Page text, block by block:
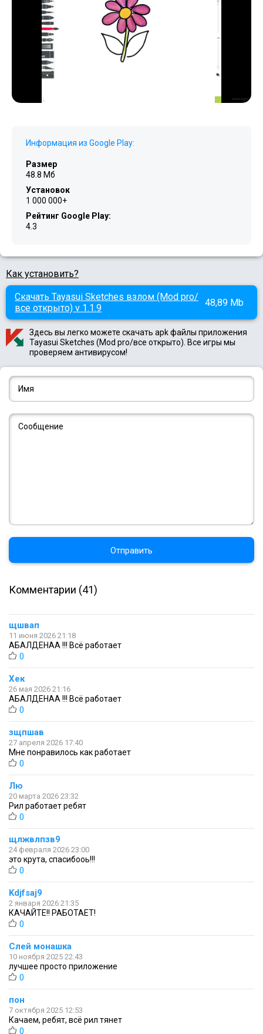
Информация из Google Play:
Размер
48.8 Мб
Установок
1 000 000+
Рейтинг Google Play:
4.3
Как установить?
Скачать Tayasui Sketches взлом (Mod pro/
все открыто) v 1.1.9
48,89 Mb
Здесь вы легко можете скачать apk файлы приложения
Tayasui Sketches (Mod pro/все открыто). Все игры мы
проверяем антивирусом!
Отправить
Комментарии (41)
щшвап
11 июня 2026 21:18
АБАЛДЕНАА !!! Всё работает
0
Хек
26 мая 2026 21:16
АБАЛДЕНАА !!! Всё работает
0
зщпшав
27 апреля 2026 17:40
Мне понравилось как работает
0
Лю
20 марта 2026 23:32
Рил работает ребят
0
щлжвлпзв9
24 февраля 2026 23:00
это крута, спасибооь!!!
0
Kdjfsaj9
2 января 2026 21:35
КАЧАЙТЕ!! РАБОТАЕТ!
0
Слей монашка
10 ноября 2025 22:43
лучшее просто приложение
0
пон
7 октября 2025 12:53
Качаем, ребят, всё рил тянет
0